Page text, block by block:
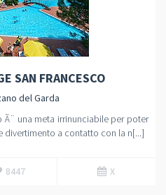
SAN FRANCESCO
del Garda
Ã¨ una meta irrinunciabile per poter
divertimento a contatto con la n[...]
8447 X